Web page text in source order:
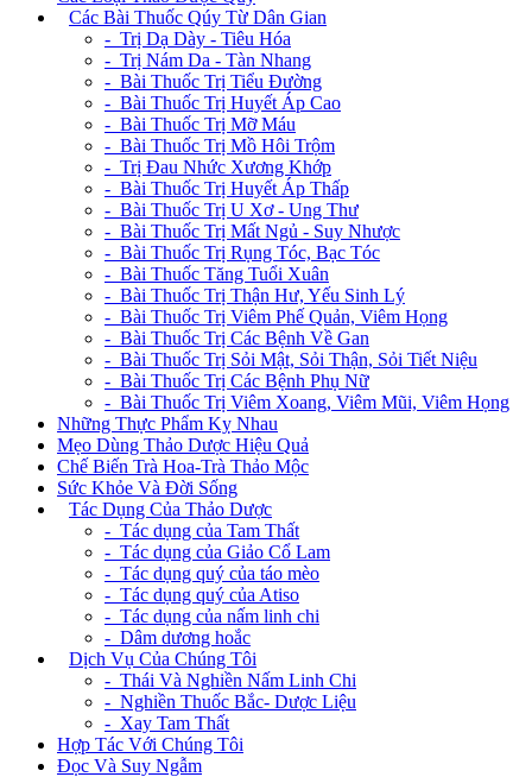
Các Bài Thuốc Qúy Từ Dân Gian
- Trị Dạ Dày - Tiêu Hóa
- Trị Nám Da - Tàn Nhang
- Bài Thuốc Trị Tiểu Đường
- Bài Thuốc Trị Huyết Áp Cao
- Bài Thuốc Trị Mỡ Máu
- Bài Thuốc Trị Mồ Hôi Trộm
- Trị Đau Nhức Xương Khớp
- Bài Thuốc Trị Huyết Áp Thấp
- Bài Thuốc Trị U Xơ - Ung Thư
- Bài Thuốc Trị Mất Ngủ - Suy Nhược
- Bài Thuốc Trị Rụng Tóc, Bạc Tóc
- Bài Thuốc Tăng Tuổi Xuân
- Bài Thuốc Trị Thận Hư, Yếu Sinh Lý
- Bài Thuốc Trị Viêm Phế Quản, Viêm Họng
- Bài Thuốc Trị Các Bệnh Về Gan
- Bài Thuốc Trị Sỏi Mật, Sỏi Thận, Sỏi Tiết Niệu
- Bài Thuốc Trị Các Bệnh Phụ Nữ
- Bài Thuốc Trị Viêm Xoang, Viêm Mũi, Viêm Họng
Những Thực Phẩm Kỵ Nhau
Mẹo Dùng Thảo Dược Hiệu Quả
Chế Biến Trà Hoa-Trà Thảo Mộc
Sức Khỏe Và Đời Sống
Tác Dụng Của Thảo Dược
- Tác dụng của Tam Thất
- Tác dụng của Giảo Cổ Lam
- Tác dụng quý của táo mèo
- Tác dụng quý của Atiso
- Tác dụng của nấm linh chi
- Dâm dương hoắc
Dịch Vụ Của Chúng Tôi
- Thái Và Nghiền Nấm Linh Chi
- Nghiền Thuốc Bắc- Dược Liệu
- Xay Tam Thất
Hợp Tác Với Chúng Tôi
Đọc Và Suy Ngẫm